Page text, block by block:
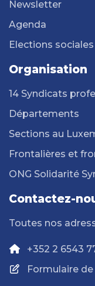
Newsletter
Agenda
Elections
Organisation
14 Syndicats
Départements
Sections au
Frontalières et
ONG Solidarité
Contactez-
Toutes nos
+352 2 6543
Formulaire